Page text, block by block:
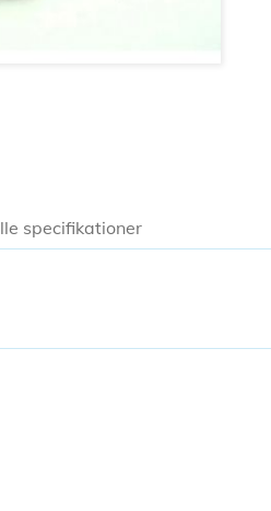
specifikationer